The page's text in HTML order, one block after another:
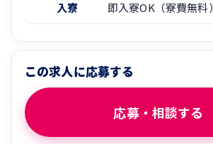
入寮 即入寮OK（寮費無料）
この求人に応募する
応募・相談する